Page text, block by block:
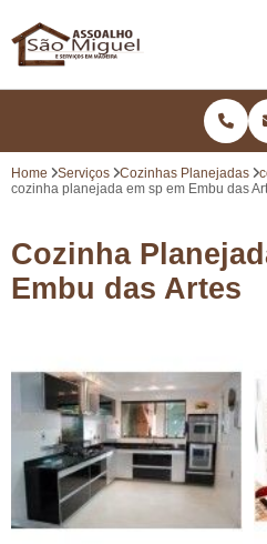
Home Serviços Cozinhas Planejadas
cozinha planejada em sp em Embu das
Cozinha
Embu das Artes